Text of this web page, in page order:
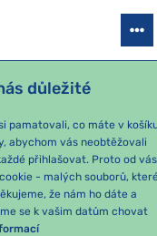
- Z1
BRNO -
důležité
pamatovali, co máte v
abychom vás neobtěžovali
přihlašovat. Proto od vás
- malých souborů,
že nám ho dáte a
se k vašim datům chovat